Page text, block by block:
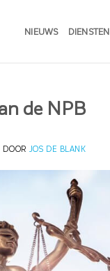
NIEUWS DIENSTEN
de NPB
DOOR JOS DE BLANK